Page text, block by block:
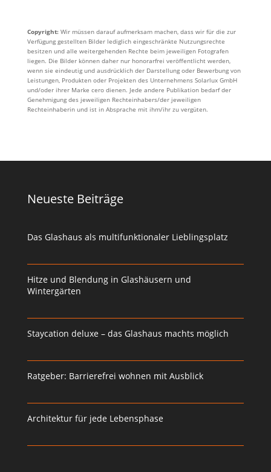
Copyright: Wir müssen darauf aufmerksam machen, dass wir für die zur
Verfügung gestellten Bilder lediglich eingeschränkte Nutzungsrechte
besitzen und alle weitergehenden Rechte beim jeweiligen Fotografen
liegen. Die Bilder können daher nur honorarfrei veröffentlicht werden,
wenn sie eindeutig und ausdrücklich der Darstellung oder Bewerbung von
Leistungen, Produkten oder Projekten des Unternehmens Solarlux GmbH
und/oder ihrer Marke cero dienen. Jede andere Publikation bedarf der
Genehmigung des jeweiligen Rechteinhabers/der jeweiligen
Rechteinhaberin und ist in Absprache mit ihm/ihr zu vergüten.
Neueste Beiträge
Das Glashaus als multifunktionaler Lieblingsplatz
Hitze und Blendung in Glashäusern und
Wintergärten
Staycation deluxe – das Glashaus machts möglich
Ratgeber: Barrierefrei wohnen mit Ausblick
Architektur für jede Lebensphase